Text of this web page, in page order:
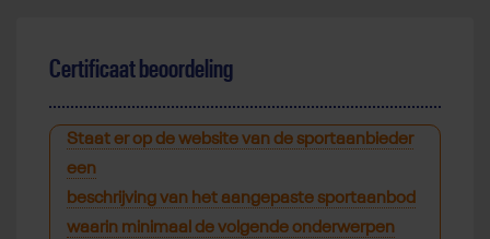
Certificaat beoordeling
Staat er op de website van de sportaanbieder
een
beschrijving van het aangepaste sportaanbod
waarin minimaal de volgende onderwerpen